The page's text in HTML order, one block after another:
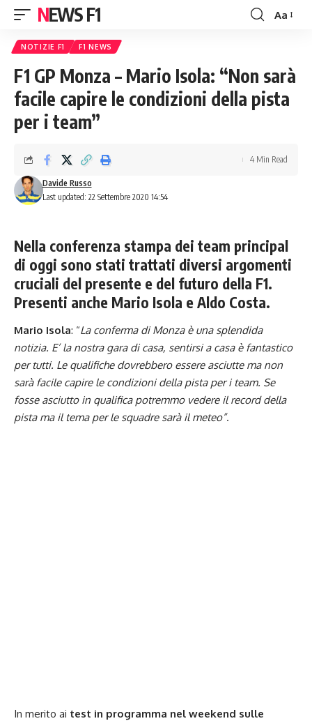
NEWS F1
Font
Aa
NOTIZIE F1 F1 NEWS
F1 GP Monza – Mario Isola: “Non sarà
facile capire le condizioni della pista
per i team”
Last updated: 22 Settembre 2020 14:54
Davide Russo
4 Min Read
Nella conferenza stampa dei team principal
di oggi sono stati trattati diversi argomenti
cruciali del presente e del futuro della F1.
Presenti anche Mario Isola e Aldo Costa.
Mario Isola: “La conferma di Monza è una splendida
notizia. E’ la nostra gara di casa, sentirsi a casa è fantastico
per tutti. Le qualifiche dovrebbero essere asciutte ma non
sarà facile capire le condizioni della pista per i team. Se
fosse asciutto in qualifica potremmo vedere il record della
pista ma il tema per le squadre sarà il meteo”.
In merito ai test in programma nel weekend sulle